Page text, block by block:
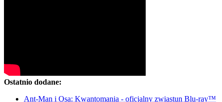
Ostatnio dodane:
Ant-Man i Osa: Kwantomania - oficjalny zwiastun Blu-ray™